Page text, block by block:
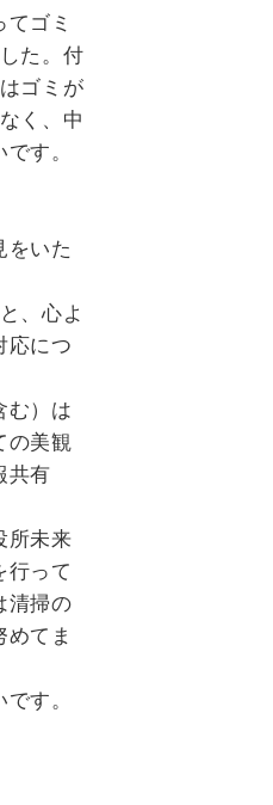
ゴミ
た。付
ゴミが
く、中
す。
をいた
、心よ
応につ
む）は
の美観
共有
所未来
行って
清掃の
てま
す。